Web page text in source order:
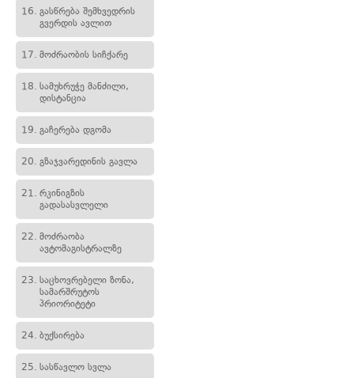
16. გასწრება შემხვედრის
გვერდის ავლით
17. მოძრაობის სიჩქარე
18. სამუხრუჭე მანძილი,
დისტანცია
19. გაჩერება დგომა
20. გზაჯვარედინის გავლა
21. რკინიგზის
გადასასვლელი
22. მოძრაობა
ავტომაგისტრალზე
23. საცხოვრებელი ზონა,
სამარშრუტოს
პრიორიტეტი
24. ბუქსირება
25. სასწავლო სვლა